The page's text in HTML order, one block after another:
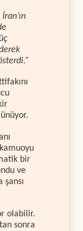
bir
ve
şansı
olabilir.
sonra